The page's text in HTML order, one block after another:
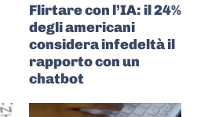
Flirtare con l’IA: il 24%
degli americani
considera infedeltà il
rapporto con un
chatbot